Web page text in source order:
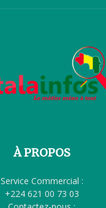
À PROPOS
Service Commercial :
+224 621 00 73 03